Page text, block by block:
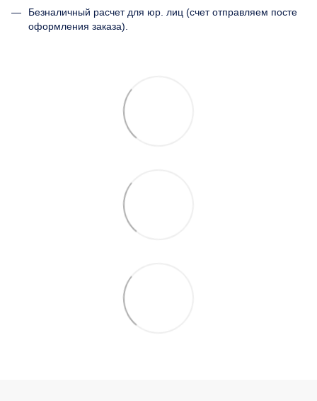
Безналичный расчет для юр. лиц (счет отправляем посте
оформления заказа).